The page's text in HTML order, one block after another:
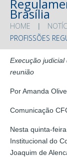
Brasília
HOME
PROFISSÕES
Execução
reunião
Por Amanda
Comunicação
Nesta quinta-
Institucional do
Joaquim de